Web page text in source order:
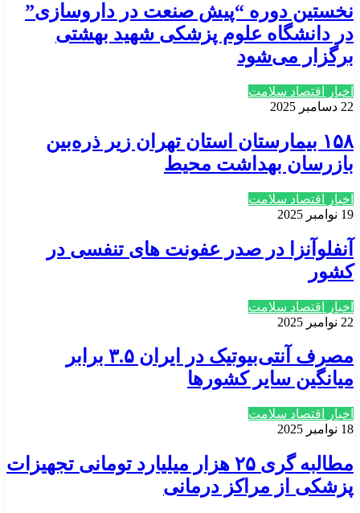
نخستین دوره “پیش صنعت در داروسازی”
در دانشگاه علوم پزشکی شهید بهشتی
برگزار می‌شود
اخبار اقتصاد سلامت
22 دسامبر 2025
۱۵۸ بیمارستان استان تهران زیر ذره‌بین
بازرسان بهداشت محیط
اخبار اقتصاد سلامت
19 نوامبر 2025
آنفلوآنزا در صدر عفونت های تنفسی در
کشور
اخبار اقتصاد سلامت
22 نوامبر 2025
مصرف آنتی‌بیوتیک در ایران ۳.۵ برابر
میانگین سایر کشورها
اخبار اقتصاد سلامت
18 نوامبر 2025
مطالبه گری ۲۵ هزار میلیارد تومانی تجهیزات
پزشکی از مراکز درمانی